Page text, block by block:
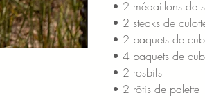
• 2 médaillons de
• 2 steaks de
• 2 paquets de
• 4 paquets de
• 2 rosbifs
• 2 rôtis de palette